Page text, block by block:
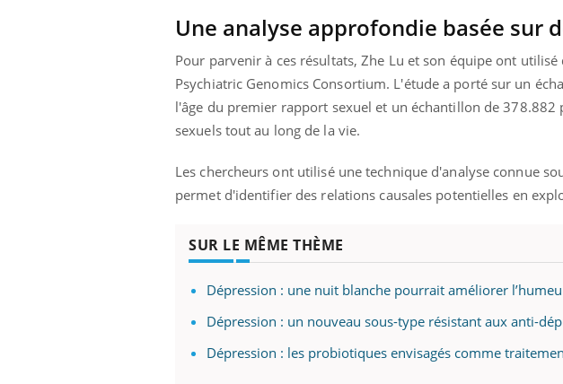
Une analyse approfondie basée sur
Pour parvenir à ces résultats, Zhe Lu et son équipe ont
Psychiatric Genomics Consortium. L'étude a porté sur un
l'âge du premier rapport sexuel et un échantillon de
sexuels tout au long de la vie.
Les chercheurs ont utilisé une technique d'analyse connue
permet d'identifier des relations causales potentielles en
SUR LE MÊME THÈME
Dépression : une nuit blanche pourrait améliorer
Dépression : un nouveau sous-type résistant aux anti-
Dépression : les probiotiques envisagés comme